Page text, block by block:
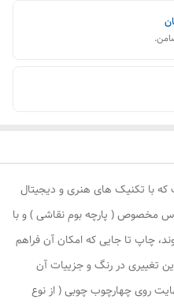
با تکنیک های هنری و دیجیتال
مخصوص ( پارچه بوم نقاشی ) و با
چاپ تا جایی که امکان آن فراهم
تغییری در رنگ و جزییات آن
روی چهارچوب چوبی ( از نوع